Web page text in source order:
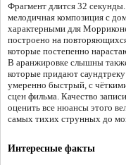
Фрагмент длится 32
мелодичная композиция с
характерными для
построено на
которые постепенно
В аранжировке слышны
которые придают
умеренно быстрый, с
сцен фильма. Качество
оценить все нюансы этого
самых тихих струнных до
Интересные факты